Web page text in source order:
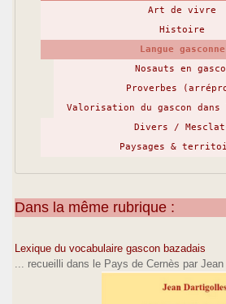
Art de vivre
Histoire
Langue gasconne
Nosauts en
Proverbes
Valorisation du gascon dans
Divers /
Paysages &
Dans la même rubrique :
Lexique du vocabulaire gascon bazadais
... recueilli dans le Pays de Cernès par